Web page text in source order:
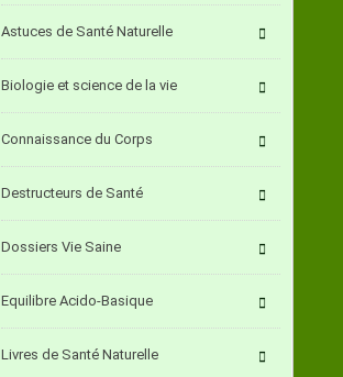
Astuces de Santé Naturelle
Biologie et science de la vie
Connaissance du Corps
Destructeurs de Santé
Dossiers Vie Saine
Equilibre Acido-Basique
Livres de Santé Naturelle